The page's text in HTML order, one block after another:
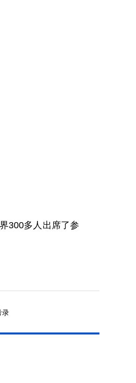
300多人出席了参
录